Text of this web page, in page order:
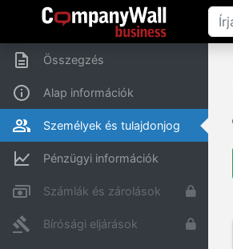
Összegzés
Alap információk
Személyek és tulajdonjog
Pénzügyi információk
Számlák és zárolások
Bírósági eljárások